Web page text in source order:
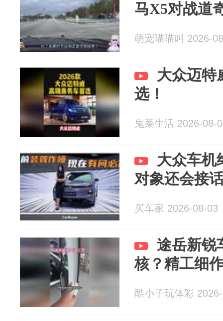
马X5对战道
萌宠喵喵叫 2026-
大众迈特
选！
鬼菜生活 2026-08-
大众车机
对象还会接
买车家 2026-08-03
途岳新锐
核？精工细
酷小子玩体彩